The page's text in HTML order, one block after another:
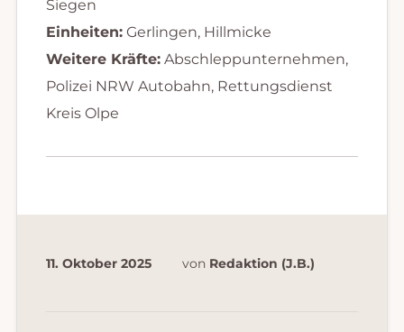
Siegen
Einheiten:Gerlingen, Hillmicke
Weitere Kräfte:Abschleppunternehmen,
Polizei NRW Autobahn, Rettungsdienst
Kreis Olpe
11. Oktober 2025 von Redaktion (J.B.)